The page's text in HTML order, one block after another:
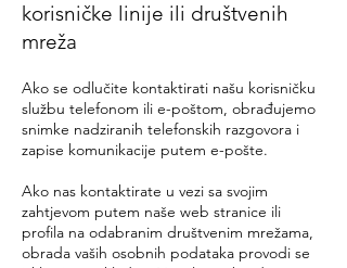
korisničke linije ili društvenih
mreža
Ako se odlučite kontaktirati našu korisničku
službu telefonom ili e-poštom, obrađujemo
snimke nadziranih telefonskih razgovora i
zapise komunikacije putem e-pošte.
Ako nas kontaktirate u vezi sa svojim
zahtjevom putem naše web stranice ili
profila na odabranim društvenim mrežama,
obrada vaših osobnih podataka provodi se